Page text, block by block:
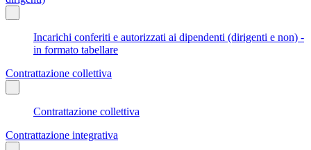
Incarichi conferiti e autorizzati ai dipendenti (dirigenti e non) -
in formato tabellare
Contrattazione collettiva
Contrattazione collettiva
Contrattazione integrativa